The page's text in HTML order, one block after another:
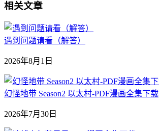
相关文章
遇到问题请看（解答）
2026年8月1日
幻怪地带 Season2 以太村-PDF漫画全集下载
2026年7月30日